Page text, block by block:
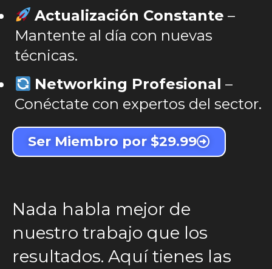
Actualización Constante –
Mantente al día con nuevas
técnicas.
Networking Profesional –
Conéctate con expertos del sector.
Ser Miembro por $29.99
Nada habla mejor de
nuestro trabajo que los
resultados. Aquí tienes las